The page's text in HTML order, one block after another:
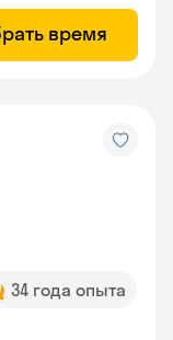
время
34 года опыта